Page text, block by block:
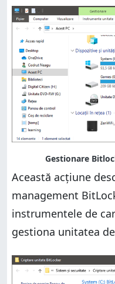
Această acțiune
management
instrumentele de
gestiona unitatea